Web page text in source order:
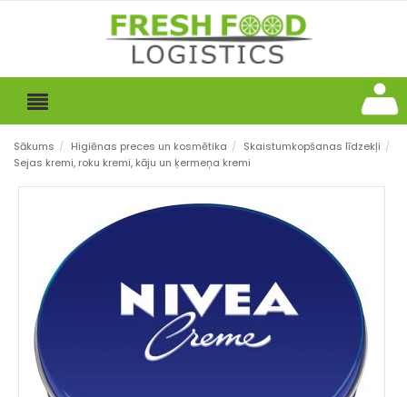
Sākums / Higiēnas preces un kosmētika / Skaistumkopšanas līdzekļi /
Sejas kremi, roku kremi, kāju un ķermeņa kremi